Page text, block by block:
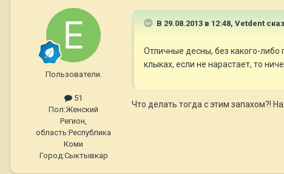
Пользователи.
51
Пол:Женский
Регион,
область:Республика
Коми
Город:Сыктывкар
В 29.08.2013 в 12:48, Vetdent
Отличные десны, без какого-
клыках, если не нарастает, то
Что делать тогда с этим запахом?!